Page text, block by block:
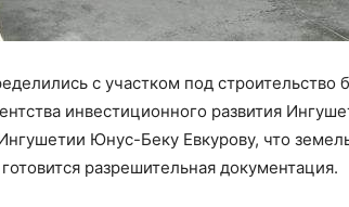
с участком под строительство
инвестиционного развития
Юнус-Беку Евкурову, что
разрешительная документация.